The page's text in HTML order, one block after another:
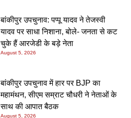
बांकीपुर उपचुनाव: पप्पू यादव ने तेजस्वी
यादव पर साधा निशाना, बोले- जनता से कट
चुके हैं आरजेडी के बड़े नेता
August 5, 2026
बांकीपुर उपचुनाव में हार पर BJP का
महामंथन, सीएम सम्राट चौधरी ने नेताओं के
साथ की आपात बैठक
August 5, 2026